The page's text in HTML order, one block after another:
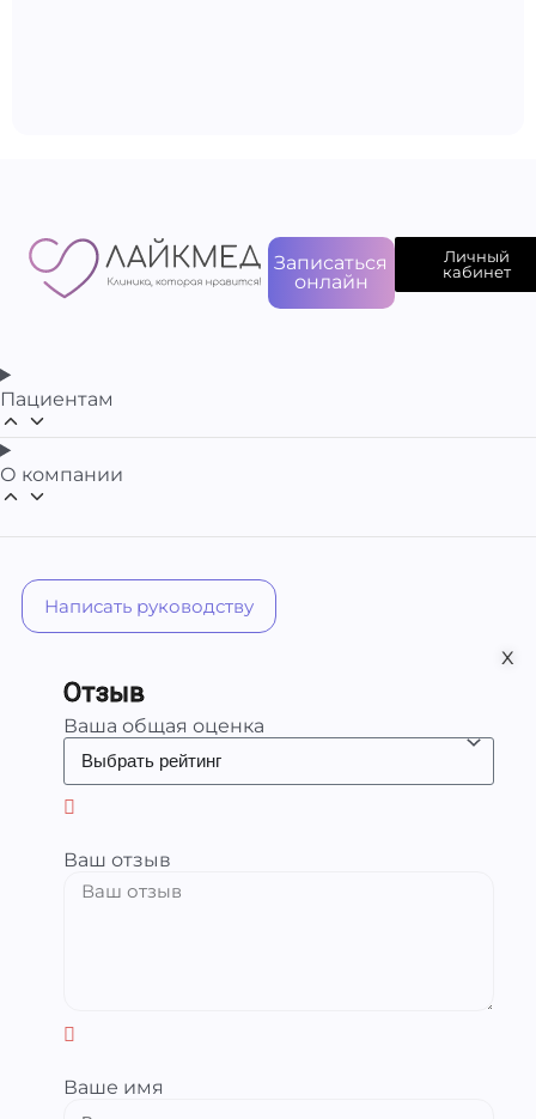
Записаться
онлайн
Личный
кабинет
Написать руководству
х
Отзыв
Ваша общая оценка
Ваш отзыв
Ваше имя
Пациентам
О компании